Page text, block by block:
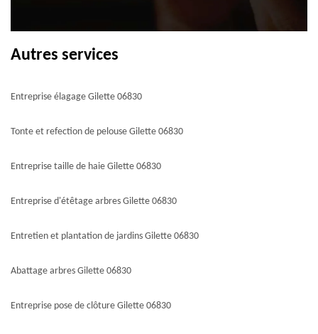
Autres services
Entreprise élagage Gilette 06830
Tonte et refection de pelouse Gilette 06830
Entreprise taille de haie Gilette 06830
Entreprise d'étêtage arbres Gilette 06830
Entretien et plantation de jardins Gilette 06830
Abattage arbres Gilette 06830
Entreprise pose de clôture Gilette 06830